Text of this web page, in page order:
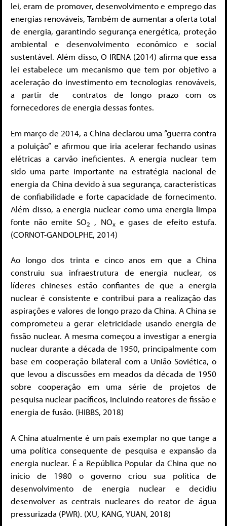
lei, eram de promover, desenvolvimento e emprego das
energias renováveis, Também de aumentar a oferta total
de energia, garantindo segurança energética, proteção
ambiental e desenvolvimento econômico e social
sustentável. Além disso, O IRENA (2014) afirma que essa
lei estabelece um mecanismo que tem por objetivo a
aceleração do investimento em tecnologias renováveis,
a partir de contratos de longo prazo com os
fornecedores de energia dessas fontes.
Em março de 2014, a China declarou uma “guerra contra
a poluição” e afirmou que iria acelerar fechando usinas
elétricas a carvão ineficientes. A energia nuclear tem
sido uma parte importante na estratégia nacional de
energia da China devido à sua segurança, características
de confiabilidade e forte capacidade de fornecimento.
Além disso, a energia nuclear como uma energia limpa
fonte não emite SO2 , NOxe gases de efeito estufa.
(CORNOT-GANDOLPHE, 2014)
Ao longo dos trinta e cinco anos em que a China
construiu sua infraestrutura de energia nuclear, os
líderes chineses estão confiantes de que a energia
nuclear é consistente e contribui para a realização das
aspirações e valores de longo prazo da China. A China se
comprometeu a gerar eletricidade usando energia de
fissão nuclear. A mesma começou a investigar a energia
nuclear durante a década de 1950, principalmente com
base em cooperação bilateral com a União Soviética, o
que levou a discussões em meados da década de 1950
sobre cooperação em uma série de projetos de
pesquisa nuclear pacíficos, incluindo reatores de fissão e
energia de fusão. (HIBBS, 2018)
A China atualmente é um país exemplar no que tange a
uma política consequente de pesquisa e expansão da
energia nuclear. É a República Popular da China que no
início de 1980 o governo criou sua política de
desenvolvimento de energia nuclear e decidiu
desenvolver as centrais nucleares do reator de água
pressurizada (PWR). (XU, KANG, YUAN, 2018)